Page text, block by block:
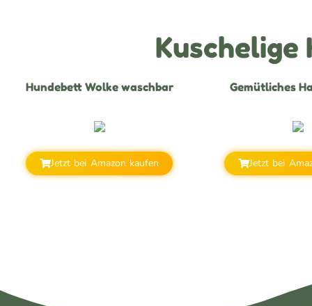
Kuschelige
Hundebett Wolke waschbar
Jetzt bei Amazon kaufen
Gemütliches
Jetzt bei